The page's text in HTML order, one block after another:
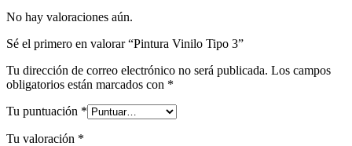
No hay valoraciones aún.
Sé el primero en valorar “Pintura Vinilo Tipo 3”
Tu dirección de correo electrónico no será publicada. Los campos
obligatorios están marcados con *
Tu puntuación *
Tu valoración *